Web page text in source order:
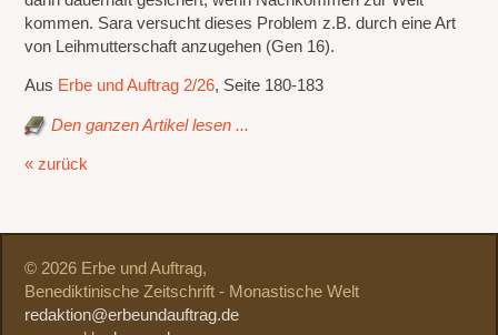
kommen. Sara versucht dieses Problem z.B. durch eine Art
von Leihmutterschaft anzugehen (Gen 16).
Aus Erbe und Auftrag 2/26, Seite 180-183
Den ganzen Artikel lesen ...
« zurück
© 2026 Erbe und Auftrag,
Benediktinische Zeitschrift - Monastische Welt
redaktion@erbeundauftrag.de